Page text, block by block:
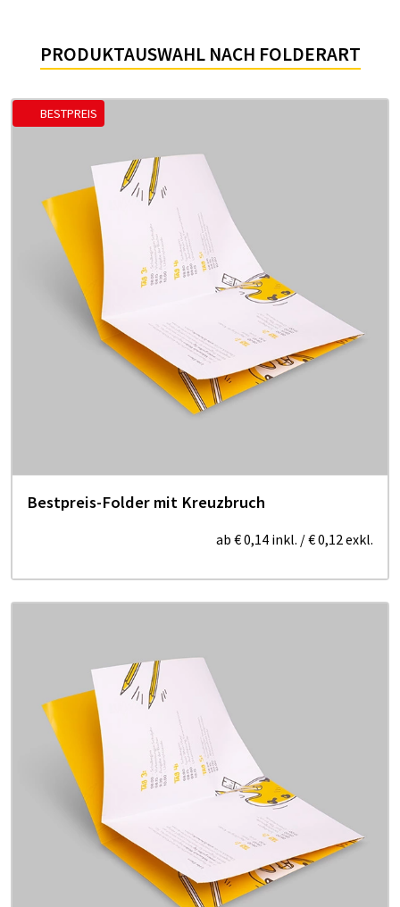
PRODUKTAUSWAHL NACH FOLDERART
BESTPREIS
Bestpreis-Folder mit Kreuzbruch
ab € 0,14 inkl. /€ 0,12exkl.